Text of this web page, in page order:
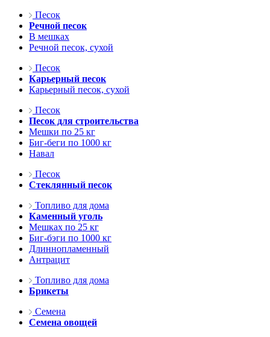
Песок
Речной песок
В мешках
Речной песок, сухой
Песок
Карьерный песок
Карьерный песок, сухой
Песок
Песок для строительства
Мешки по 25 кг
Биг-беги по 1000 кг
Навал
Песок
Стеклянный песок
Топливо для дома
Каменный уголь
Мешках по 25 кг
Биг-бэги по 1000 кг
Длиннопламенный
Антрацит
Топливо для дома
Брикеты
Семена
Семена овощей